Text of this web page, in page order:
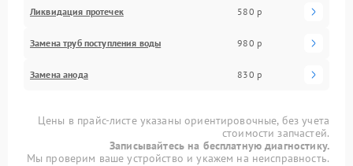
Ликвидация протечек 580 р
Замена труб поступления воды 980 р
Замена анода 830 р
Цены в прайс-листе указаны ориентировочные, без учета
стоимости запчастей.
Записывайтесь на бесплатную диагностику.
Мы проверим ваше устройство и укажем на неисправность.